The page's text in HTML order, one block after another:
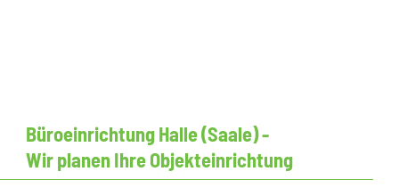
Büroeinrichtung Halle (Saale) -
Wir planen Ihre Objekteinrichtung